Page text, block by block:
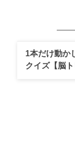
1本だけ動か
クイズ【脳ト